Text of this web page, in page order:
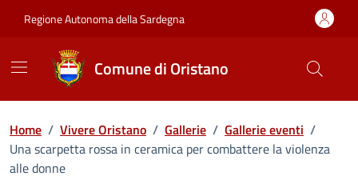
Regione Autonoma della Sardegna
Comune di Oristano
Home / Vivere Oristano / Gallerie / Gallerie eventi /
Una scarpetta rossa in ceramica per combattere la violenza
alle donne